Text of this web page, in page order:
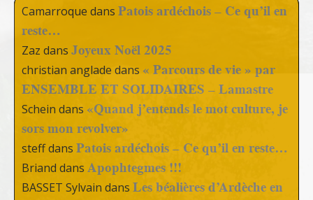
Camarroque dans Patois ardéchois – Ce qu’il en
reste…
Zaz dans Joyeux Noël 2025
christian anglade dans « Parcours de vie » par
ENSEMBLE ET SOLIDAIRES – Lamastre
Schein dans «Quand j’entends le mot culture, je
sors mon revolver»
steffdans Patois ardéchois – Ce qu’il en reste…
Briand dans Apophtegmes !!!
BASSET Sylvain dans Les béalières d’Ardèche en